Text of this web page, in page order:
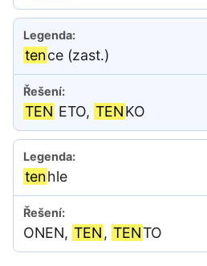
tence (zast.)
TEN ETO, TENKO
tenhle
ONEN, TEN, TENTO